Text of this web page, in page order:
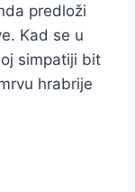
predloži
Kad se u
simpatiji bit
hrabrije